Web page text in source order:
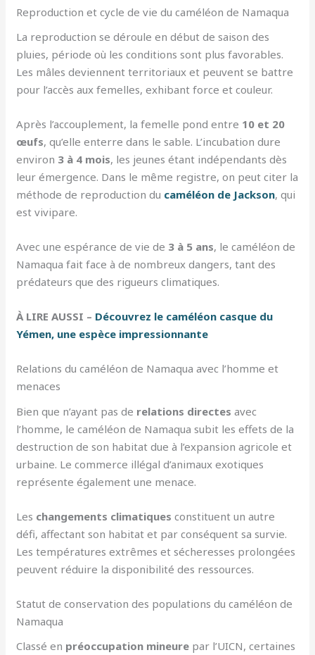
Reproduction et cycle de vie du caméléon de Namaqua
La reproduction se déroule en début de saison des
pluies, période où les conditions sont plus favorables.
Les mâles deviennent territoriaux et peuvent se battre
pour l’accès aux femelles, exhibant force et couleur.
Après l’accouplement, la femelle pond entre 10 et 20
œufs, qu’elle enterre dans le sable. L’incubation dure
environ 3 à 4 mois, les jeunes étant indépendants dès
leur émergence. Dans le même registre, on peut citer la
méthode de reproduction du caméléon de Jackson, qui
est vivipare.
Avec une espérance de vie de 3 à 5 ans, le caméléon de
Namaqua fait face à de nombreux dangers, tant des
prédateurs que des rigueurs climatiques.
À LIRE AUSSI – Découvrez le caméléon casque du
Yémen, une espèce impressionnante
Relations du caméléon de Namaqua avec l’homme et
menaces
Bien que n’ayant pas de relations directes avec
l’homme, le caméléon de Namaqua subit les effets de la
destruction de son habitat due à l’expansion agricole et
urbaine. Le commerce illégal d’animaux exotiques
représente également une menace.
Les changements climatiques constituent un autre
défi, affectant son habitat et par conséquent sa survie.
Les températures extrêmes et sécheresses prolongées
peuvent réduire la disponibilité des ressources.
Statut de conservation des populations du caméléon de
Namaqua
Classé en préoccupation mineure par l’UICN, certaines